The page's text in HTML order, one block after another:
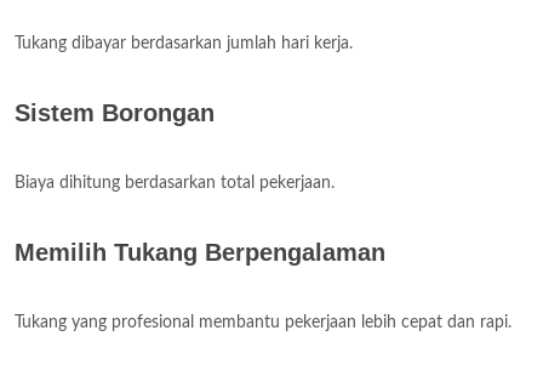
Tukang dibayar berdasarkan jumlah hari kerja.
Sistem Borongan
Biaya dihitung berdasarkan total pekerjaan.
Memilih Tukang Berpengalaman
Tukang yang profesional membantu pekerjaan lebih cepat dan rapi.